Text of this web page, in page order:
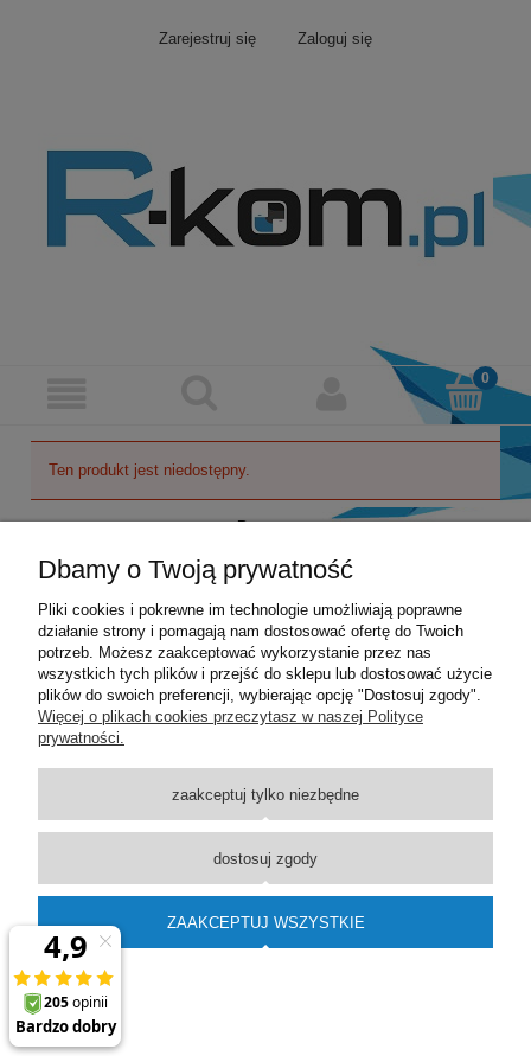
Zarejestruj się Zaloguj się
Ten produkt jest niedostępny.
Pomoc
Moje konto
Płatności i dostawa
Informacje
pokaż pełną wersję strony
Sklep internetowy Shoper Premium
Dbamy o Twoją prywatność
Pliki cookies i pokrewne im technologie umożliwiają poprawne
działanie strony i pomagają nam dostosować ofertę do Twoich
potrzeb. Możesz zaakceptować wykorzystanie przez nas
wszystkich tych plików i przejść do sklepu lub dostosować użycie
plików do swoich preferencji, wybierając opcję "Dostosuj zgody".
Więcej o plikach cookies przeczytasz w naszej Polityce
prywatności.
zaakceptuj tylko niezbędne
dostosuj zgody
ZAAKCEPTUJ WSZYSTKIE